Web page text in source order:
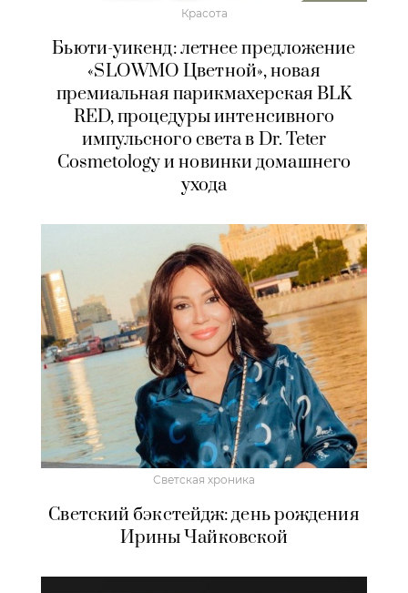
Красота
Бьюти-уикенд: летнее предложение
«SLOWMO Цветной», новая
премиальная парикмахерская BLK
RED, процедуры интенсивного
импульсного света в Dr. Teter
Cosmetology и новинки домашнего
ухода
Светская хроника
Светский бэкстейдж: день рождения
Ирины Чайковской